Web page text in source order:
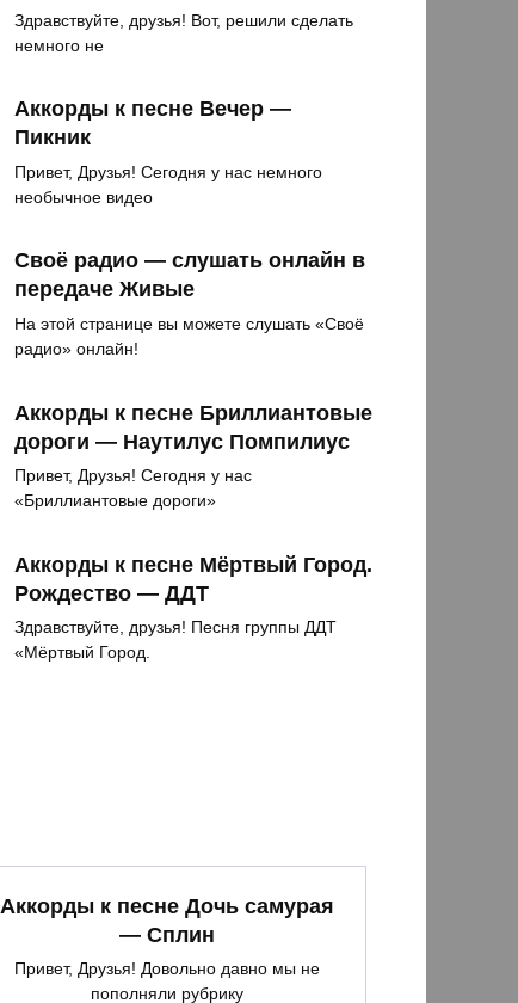
Здравствуйте, друзья! Вот, решили сделать
немного не
Аккорды к песне Вечер —
Пикник
Привет, Друзья! Сегодня у нас немного
необычное видео
Своё радио — слушать онлайн в
передаче Живые
На этой странице вы можете слушать «Своё
радио» онлайн!
Аккорды к песне Бриллиантовые
дороги — Наутилус Помпилиус
Привет, Друзья! Сегодня у нас
«Бриллиантовые дороги»
Аккорды к песне Мёртвый Город.
Рождество — ДДТ
Здравствуйте, друзья! Песня группы ДДТ
«Мёртвый Город.
Аккорды к песне Дочь самурая
— Сплин
Привет, Друзья! Довольно давно мы не
пополняли рубрику